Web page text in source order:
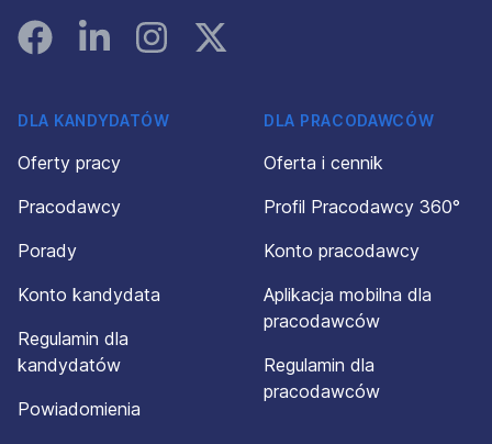
FacebookLinked InInstagramInstagram
DLA KANDYDATÓW
Oferty pracy
Pracodawcy
Porady
Konto kandydata
Regulamin dla
kandydatów
Powiadomienia
DLA PRACODAWCÓW
Oferta i cennik
Profil Pracodawcy 360°
Konto pracodawcy
Aplikacja mobilna dla
pracodawców
Regulamin dla
pracodawców